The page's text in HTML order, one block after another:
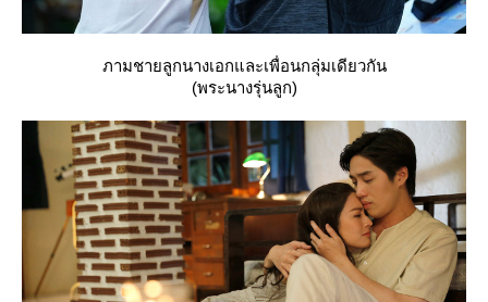
ภามชายลูกนางเอกและเพื่อนกลุ่มเดียวกัน
(พระนางรุ่นลูก)